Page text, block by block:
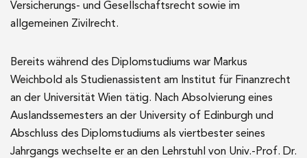
Versicherungs- und Gesellschaftsrecht sowie im
allgemeinen Zivilrecht.
Bereits während des Diplomstudiums war Markus
Weichbold als Studienassistent am Institut für Finanzrecht
an der Universität Wien tätig. Nach Absolvierung eines
Auslandssemesters an der University of Edinburgh und
Abschluss des Diplomstudiums als viertbester seines
Jahrgangs wechselte er an den Lehrstuhl von Univ.-Prof. Dr.